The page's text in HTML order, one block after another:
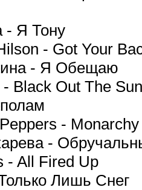
- Я Тону
- Got Your
- Я Обещаю
Black Out The Sun
-
-
- All Fired Up
Лишь Снег